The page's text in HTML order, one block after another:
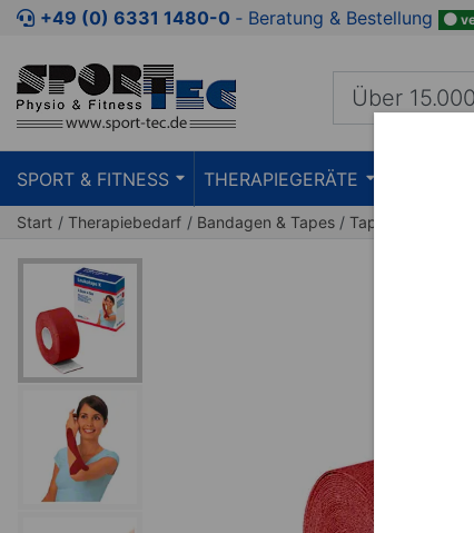
Zum Kaufbereich springen Zur Produktbeschreibung
+49 (0) 6331 1480-0 ‐ Beratung & Bestellung
SPORT & FITNESS THERAPIEGERÄTE
Start Therapiebedarf Bandagen & Tapes Tape